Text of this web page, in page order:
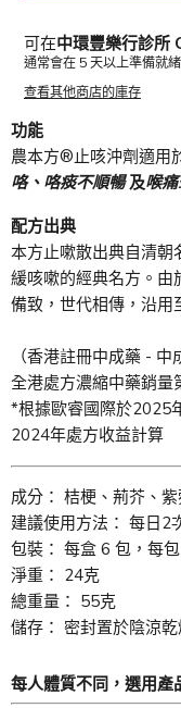
可在中環豐樂行診
通常會在 5 天以上準備就緒
查看其他商店的庫存
功能
農本方®止咳沖劑適用
咯、咯痰不順暢及喉
配方出典
本方止嗽散出典自清朝
緩咳嗽的經典名方。由
備致，世代相傳，沿用
（香港註冊中成藥 - 中
全港處方濃縮中藥銷量
*根據歐睿國際於2025
2024年處方收益計算
成分： 桔梗、荊芥、
建議使用方法： 每日2
包裝： 每盒 6 包，每
淨重： 24克
總重量： 55克
儲存： 密封置於陰涼
每人體質不同，選用產